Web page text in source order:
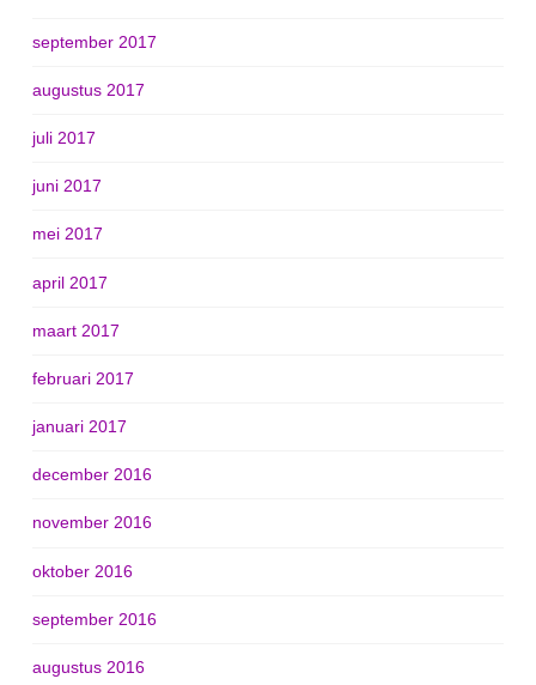
september 2017
augustus 2017
juli 2017
juni 2017
mei 2017
april 2017
maart 2017
februari 2017
januari 2017
december 2016
november 2016
oktober 2016
september 2016
augustus 2016